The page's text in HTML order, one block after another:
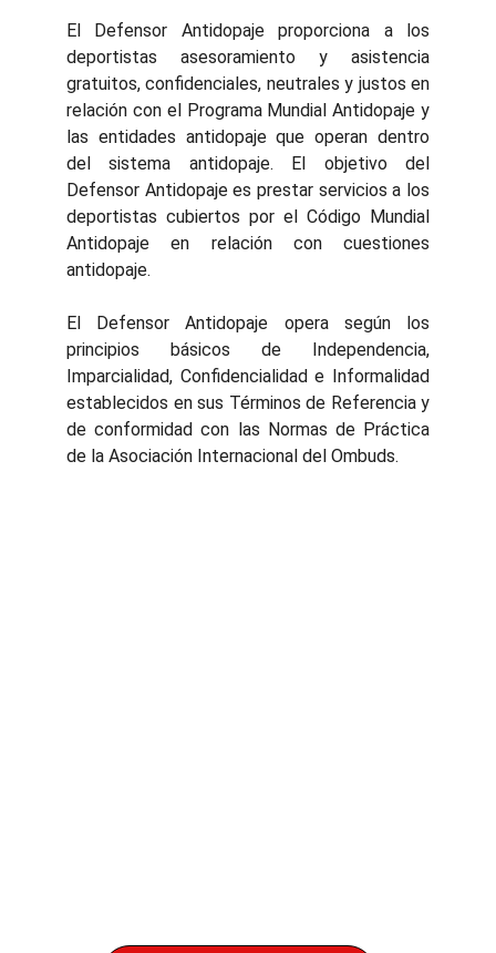
El Defensor Antidopaje proporciona a los
deportistas asesoramiento y asistencia
gratuitos, confidenciales, neutrales y justos en
relación con el Programa Mundial Antidopaje y
las entidades antidopaje que operan dentro
del sistema antidopaje. El objetivo del
Defensor Antidopaje es prestar servicios a los
deportistas cubiertos por el Código Mundial
Antidopaje en relación con cuestiones
antidopaje.
El Defensor Antidopaje opera según los
principios básicos de Independencia,
Imparcialidad, Confidencialidad e Informalidad
establecidos en sus Términos de Referencia y
de conformidad con las Normas de Práctica
de la Asociación Internacional del Ombuds.